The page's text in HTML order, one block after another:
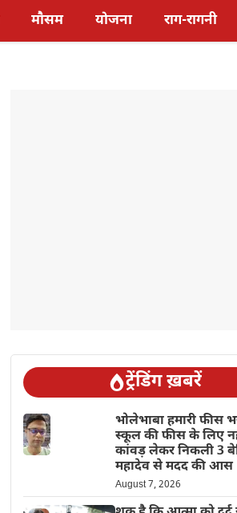
मौसम योजना राग-रागनी
ट्रेंडिंग ख़बरें
भोलेभाबा हमारी फीस
स्कूल की फीस के लिए
कांवड़ लेकर निकली 3
महादेव से मदद की आस
August 7, 2026